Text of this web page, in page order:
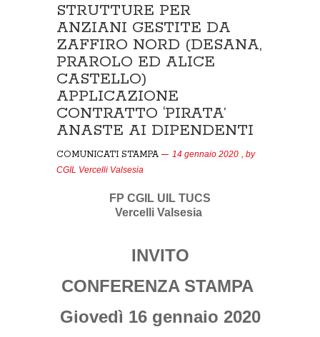
STRUTTURE PER
ANZIANI GESTITE DA
ZAFFIRO NORD (DESANA,
PRAROLO ED ALICE
CASTELLO)
APPLICAZIONE
CONTRATTO ‘PIRATA’
ANASTE AI DIPENDENTI
COMUNICATI STAMPA 14 gennaio 2020 , by
CGIL Vercelli Valsesia
FP CGIL UIL TUCS
Vercelli Valsesia
INVITO
CONFERENZA STAMPA
Giovedì 16 gennaio 2020